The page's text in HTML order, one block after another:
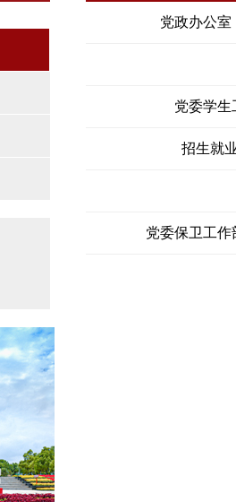
党政办公
党委学生
招生就
党委保卫工